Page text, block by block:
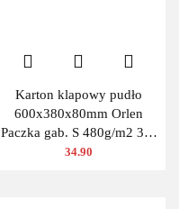
Karton klapowy pudło
600x380x80mm Orlen
Paczka gab. S 480g/m2 3W
10 szt.
34.90